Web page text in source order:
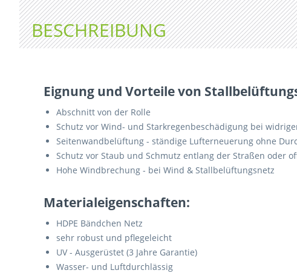
BESCHREIBUNG
Eignung und Vorteile von
Abschnitt von der Rolle
Schutz vor Wind- und Starkregenbeschädigung bei
Seitenwandbelüftung - ständige Lufterneuerung ohne
Schutz vor Staub und Schmutz entlang der Straßen oder
Hohe Windbrechung - bei Wind & Stallbelüftungsnetz
Materialeigenschaften:
HDPE Bändchen Netz
sehr robust und pflegeleicht
UV - Ausgerüstet (3 Jahre Garantie)
Wasser- und Luftdurchlässig